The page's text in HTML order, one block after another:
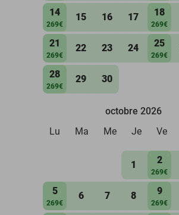
14
269€
15 16 17 18
269€
21
269€
22 23 24 25
269€
28
269€
29 30
octobre 2026
Lu
Ma Me Je Ve
1 2
269€
5
269€
6 7 8 9
269€